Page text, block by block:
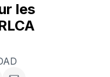
les